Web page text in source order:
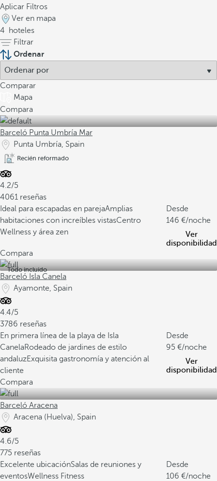
Aplicar Filtros
Ver en mapa
4
hoteles
Filtrar
Ordenar
Comparar
Mapa
Compara
Barceló Punta Umbría Mar
Punta Umbría, Spain
Recién reformado
4.2/5
4061 reseñas
Ideal para escapadas en parejaAmplias
habitaciones con increíbles vistasCentro
Wellness y área zen
Desde
146
/noche
Ver
disponibilidad
Compara
Todo incluido
Barceló Isla Canela
Ayamonte, Spain
4.4/5
3786 reseñas
En primera línea de la playa de Isla
CanelaRodeado de jardines de estilo
andaluzExquisita gastronomía y atención al
cliente
Desde
95
/noche
Ver
disponibilidad
Compara
Barceló Aracena
Aracena (Huelva), Spain
4.6/5
775 reseñas
Excelente ubicaciónSalas de reuniones y
eventosWellness Fitness
Desde
106
/noche